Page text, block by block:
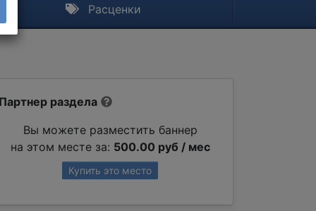
Расценки
Партнер раздела
Вы можете разместить баннер
на этом месте за: 500.00 руб / мес
Купить это место